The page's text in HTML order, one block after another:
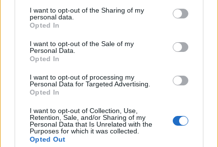
I want to opt-out of the Sharing of my
personal data.
Opted In
I want to opt-out of the Sale of my
Personal Data.
Opted In
I want to opt-out of processing my
Personal Data for Targeted Advertising.
Opted In
I want to opt-out of Collection, Use,
Retention, Sale, and/or Sharing of my
Personal Data that Is Unrelated with the
Purposes for which it was collected.
Opted Out
Nazwa
mail